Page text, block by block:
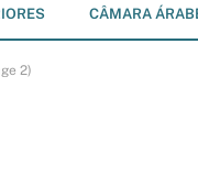
CÂMARA
2)